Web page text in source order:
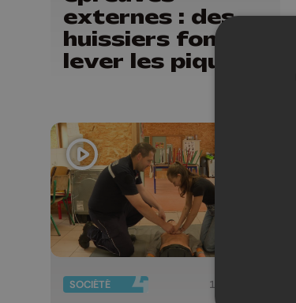
externes : des
huissiers font
lever les piquets
SOCIÉTÉ 15/06/2026